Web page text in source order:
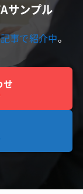
サンプル
記事で紹介中。
せ